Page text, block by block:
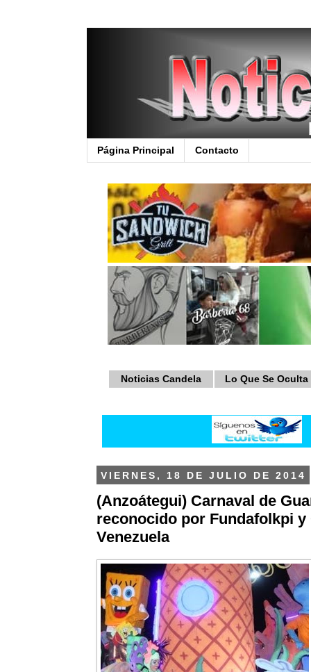
Página Principal Contacto
Noticias Candela Lo Que Se Oculta
VIERNES, 18 DE JULIO DE 2014
(Anzoátegui) Carnaval de
reconocido por Fundafolkpi y
Venezuela